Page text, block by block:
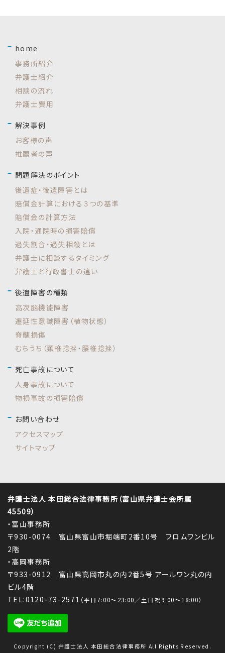
home
事務所紹介
弁護士紹介
相談の流れ
弁護士費用
解決事例
お客様の声
推薦者の声
問題解決のポイント
後遺症・後遺障害とは
賠償金計算における３つの基準
賠償金の計算方法
入院・通院時の損害賠償
過失割合・過失相殺とは
弁護士に相談するタイミング
弁護士と行政書士の違い
後遺障害の種類
高次脳機能障害
遷延性意識障害（植物状態）
脊髄損傷
むちうち（頚椎捻挫・腰椎捻挫）
死亡事故について
人身事故について
物損事故の損害賠償
お問い合わせ
アクセスマップ
サイトマップ
弁護士法人 本田総合法律事務所（富山県弁護士会所属
45509）
・富山事務所
〒930-0074 富山県富山市堀端町2番10号 フロムワンビル
2階
・高岡事務所
〒933-0912 富山県高岡市丸の内2番5号 アールワン丸の内
ビル4階
TEL:0120-73-2571 （平日7:00～23:00／土日祝9:00～18:00）
Copyright (C) 弁護士法人 本田総合法律事務所 All Rights Reserved.